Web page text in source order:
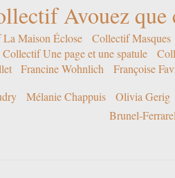
Avouez que
Maison Éclose Collectif Masques
Collectif Une page et une spatule
Francine Wohnlich Françoise
Mélanie Chappuis Olivia Gerig
Brunel-